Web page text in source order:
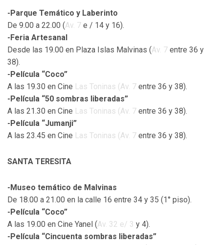
-Parque Temático y Laberinto
De 9.00 a 22.00 (Av. 7 e / 14 y 16).
-Feria Artesanal
Desde las 19.00 en Plaza Islas Malvinas (Av. 7 entre 36 y
38).
-Película “Coco”
A las 19.30 en Cine Las Toninas (Av. 7 entre 36 y 38).
-Película “50 sombras liberadas”
A las 21.30 en Cine Las Toninas (Av. 7 entre 36 y 38).
-Película “Jumanji”
A las 23.45 en Cine Las Toninas (Av. 7 entre 36 y 38).
SANTA TERESITA
-Museo temático de Malvinas
De 18.00 a 21.00 en la calle 16 entre 34 y 35 (1° piso).
-Película “Coco”
A las 19.00 en Cine Yanel (Av. 32 e/ 3 y 4).
-Película “Cincuenta sombras liberadas”